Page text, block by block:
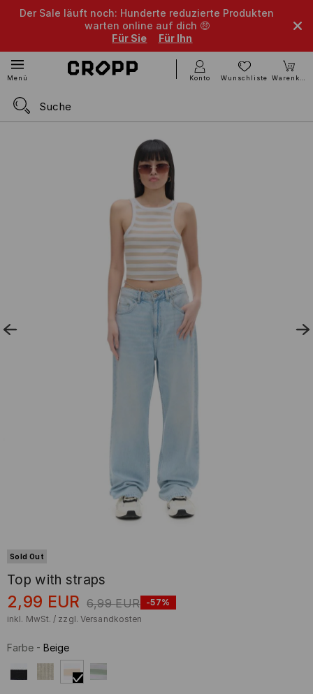
Der Sale läuft noch: Hunderte reduzierte Produkten
warten online auf dich 🤑
Für Sie
Für Ihn
Menü Konto Wunschliste Warenkorb
Sold Out
Top with straps
2,99 EUR 6,99 EUR
-57%
inkl. MwSt. / zzgl. Versandkosten
Farbe - Beige